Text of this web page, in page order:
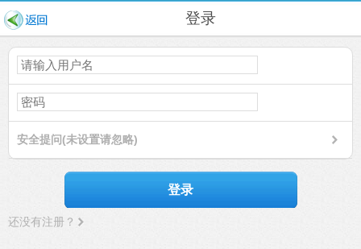
登录
安全提问(未设置请忽略)
登录
还没有注册？